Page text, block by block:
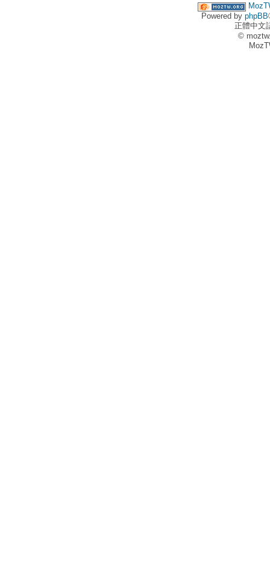
Powered by phpBB
正體中文
©